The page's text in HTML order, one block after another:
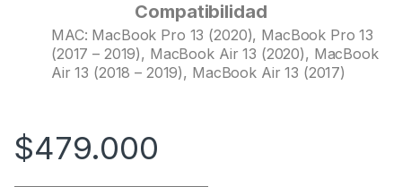
Compatibilidad
MAC: MacBook Pro 13 (2020), MacBook Pro 13
(2017 – 2019), MacBook Air 13 (2020), MacBook
Air 13 (2018 – 2019), MacBook Air 13 (2017)
$479.000